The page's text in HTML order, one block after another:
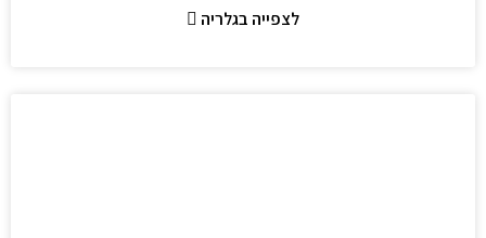
לצפייה בגלריה